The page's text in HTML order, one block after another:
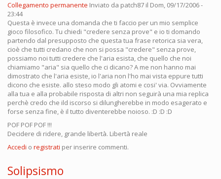
Collegamento permanente Inviato da patch87 il Dom, 09/17/2006 -
23:44
Questa è invece una domanda che ti faccio per un mio semplice
gioco filosofico. Tu chiedi "credere senza prove" e io ti domando
partendo dal presupposto che questa tua frase retorica sia vera,
cioè che tutti credano che non si possa "credere" senza prove,
possiamo noi tutti credere che l'aria esista, che quello che noi
chiamiamo "aria" sia quello che ci dicano? A me non hanno mai
dimostrato che l'aria esiste, io l'aria non l'ho mai vista eppure tutti
dicono che esiste. allo steso modo gli atomi e cosi' via. Ovviamente
alla tua e alla probabile risposta di altri non seguirà una mia replica
perchè credo che ild iscorso si dilungherebbe in modo esagerato e
forse senza fine, è il tutto diventerebbe noioso. :D :D :D
POF POF POF !!!
Decidere di ridere, grande libertà. Libertà reale
Accedi o registrati per inserire commenti.
Solipsismo